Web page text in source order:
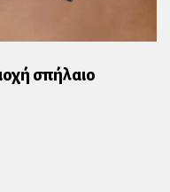
σπήλαιο